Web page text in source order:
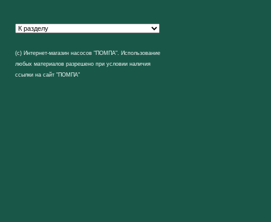
(с) Интернет-магазин насосов "ПОМПА". Использование
любых материалов разрешено при условии наличия
ссылки на сайт "ПОМПА"